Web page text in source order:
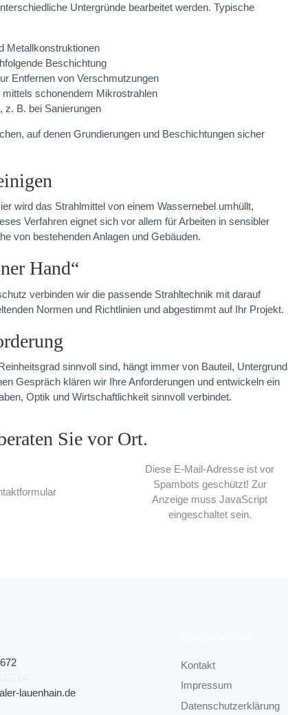
Untergründe bearbeitet werden. Typische
Metallkonstruktionen
Beschichtung
Entfernen von Verschmutzungen
schonendem Mikrostrahlen
z. B. bei Sanierungen
auf denen Grundierungen und Beschichtungen sicher
wird das Strahlmittel von einem Wassernebel umhüllt,
Verfahren eignet sich vor allem für Arbeiten in sensibler
von bestehenden Anlagen und Gebäuden.
Hand“
verbinden wir die passende Strahltechnik mit darauf
Normen und Richtlinien und abgestimmt auf Ihr Projekt.
sinnvoll sind, hängt immer von Bauteil, Untergrund
Gespräch klären wir Ihre Anforderungen und entwickeln ein
Optik und Wirtschaftlichkeit sinnvoll verbindet.
Sie vor Ort.
Diese E-Mail-Adresse ist vor
Spambots geschützt! Zur
Anzeige muss JavaScript
eingeschaltet sein.
lauenhain.de
Kontakt
Impressum
Datenschutzerklärung